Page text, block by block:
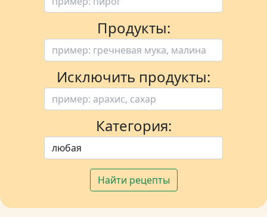
Продукты:
Исключить продукты:
Категория:
Найти рецепты